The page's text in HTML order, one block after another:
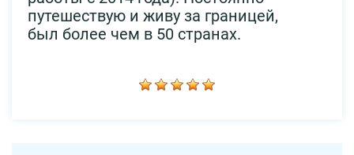
путешествую и живу за границей,
был более чем в 50 странах.